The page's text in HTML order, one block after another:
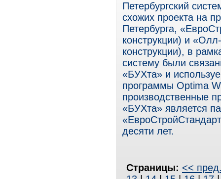
Петербургский
схожих проекта на
Петербурга,
конструкции) и
конструкции), в
систему были
«БУХта» и
программы Optima
производственные
«БУХта» является
десяти лет.
Страницы: <<